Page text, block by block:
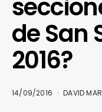
de San
2016?
14/09/2016 DAVID